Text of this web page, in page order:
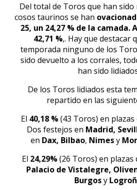
Del total de Toros que han sido
cosos taurinos se han
25, un 24,27 % de la camada.
42,71 %,. Hay que destacar
temporada ninguno de los
sido devuelto a los corrales,
han sido
De los Toros lidiados esta
repartido en las
El 40,18 %(43 Toros) en plazas
Dos festejos en Madrid,
en Dax, Bilbao, Nimesy
El 24,29%(26 Toros) en plazas
Palacio de Vistalegre,
Burgosy